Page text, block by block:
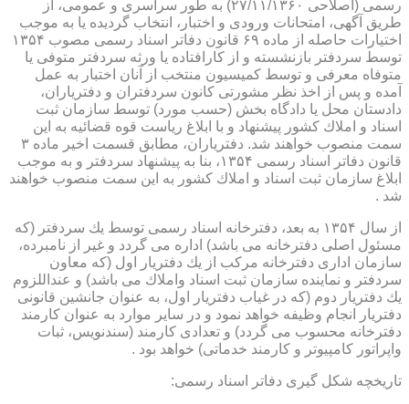
رسمی (اصلاحی ۲۷/۱۱/۱۳۶۰) به طور سراسری و عمومی، از
طریق آگهی، امتحانات ورودی و اختبار، انتخاب گردیده یا به موجب
اختیارات حاصله از ماده ۶۹ قانون دفاتر اسناد رسمی مصوب ۱۳۵۴
توسط سردفتر بازنشسته و از كارافتاده یا ورثه سردفتر متوفی یا
متوفاه معرفی و توسط كمیسیون منتخب از آنان اختبار به عمل
آمده و پس از اخذ نظر مشورتی كانون سردفتران و دفتریاران،
دادستان محل یا دادگاه بخش (حسب مورد) توسط سازمان ثبت
اسناد و املاك كشور پیشنهاد و با ابلاغ ریاست قوه قضائیه به این
سمت منصوب خواهند شد. دفتریاران، مطابق قسمت اخیر ماده ۳
قانون دفاتر اسناد رسمی ۱۳۵۴، بنا به پیشنهاد سردفتر و به موجب
ابلاغ سازمان ثبت اسناد و املاك كشور به این سمت منصوب خواهند
شد .
از سال ۱۳۵۴ به بعد، دفترخانه اسناد رسمی توسط یك سردفتر (كه
مسئول اصلی دفترخانه می باشد) اداره می گردد و غیر از نامبرده،
سازمان اداری دفترخانه مركب از یك دفتریار اول (كه معاون
سردفتر و نماینده سازمان ثبت اسناد واملاك می باشد) و عنداللزوم
یك دفتریار دوم (كه در غیاب دفتریار اول، به عنوان جانشین قانونی
دفتریار انجام وظیفه خواهد نمود و در سایر موارد به عنوان كارمند
دفترخانه محسوب می گردد) و تعدادی كارمند (سندنویس، ثبات
واپراتور كامپیوتر و كارمند خدماتی) خواهد بود .
تاریخچه شكل گیری دفاتر اسناد رسمی: